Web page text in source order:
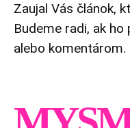
Zaujal Vás článok,
Budeme radi, ak
alebo komentárom.